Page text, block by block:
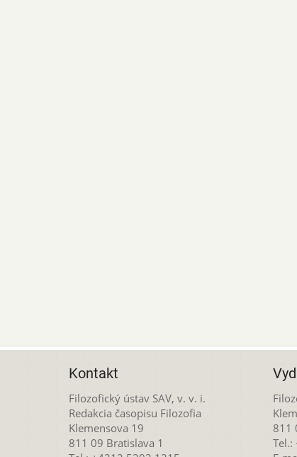
Kontakt
Filozofický ústav SAV, v. v. i.
Redakcia časopisu Filozofia
Klemensova 19
811 09 Bratislava 1
811
Tel.: